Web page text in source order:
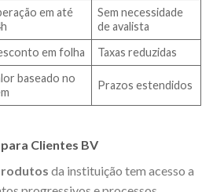
em até
Sem necessidade
de avalista
em folha Taxas reduzidas
baseado no
Prazos estendidos
Clientes BV
da instituição tem acesso a